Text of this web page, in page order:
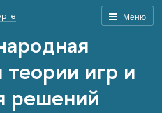
Меню
игр и
решений